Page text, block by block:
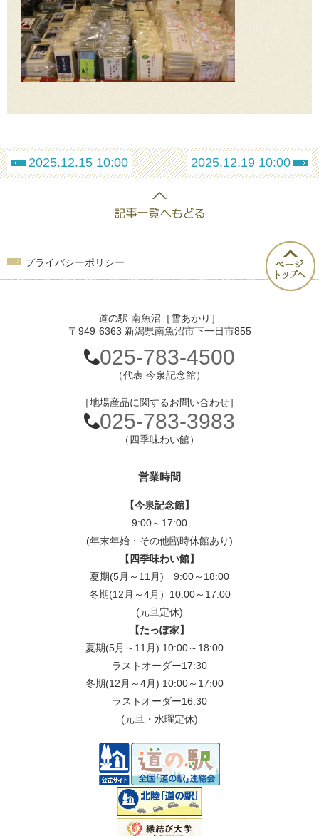
2025.12.15 10:00 2025.12.19 10:00
プライバシーポリシー
道の駅 南魚沼［雪あかり］
〒949-6363 新潟県南魚沼市下一日市855
025-783-4500
（代表 今泉記念館）
［地場産品に関するお問い合わせ］
025-783-3983
（四季味わい館）
営業時間
【今泉記念館】
9:00～17:00
(年末年始・その他臨時休館あり)
【四季味わい館】
夏期(5月～11月) 9:00～18:00
冬期(12月～4月）10:00～17:00
(元旦定休)
【たっぽ家】
夏期(5月～11月) 10:00～18:00
ラストオーダー17:30
冬期(12月～4月) 10:00～17:00
ラストオーダー16:30
(元旦・水曜定休)